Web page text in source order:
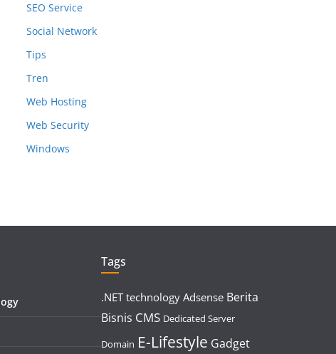
SEO Service
Social Network
Tips
Tren
Web Hosting
Web Security
Windows
Tags
.NET technology Adsense Berita
Bisnis CMS Dedicated Server
Domain E-Lifestyle Gadget